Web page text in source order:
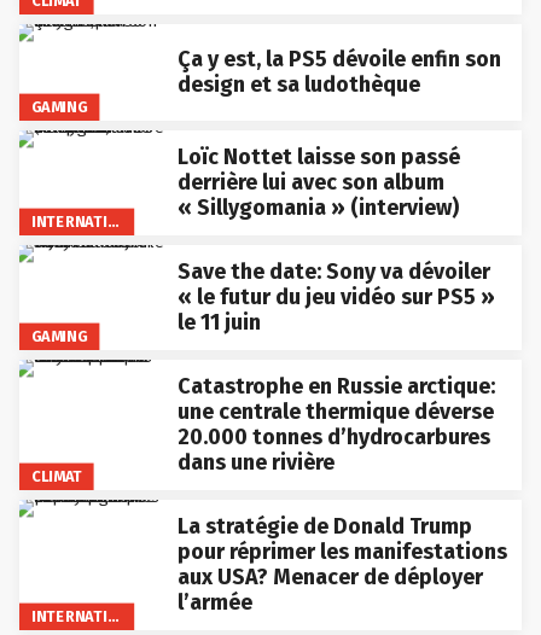
GAMING
Ça y est, la PS5 dévoile enfin son
design et sa ludothèque
INTERNATIONAL
Loïc Nottet laisse son passé
derrière lui avec son album
« Sillygomania » (interview)
GAMING
Save the date: Sony va dévoiler
« le futur du jeu vidéo sur PS5 »
le 11 juin
CLIMAT
Catastrophe en Russie arctique:
une centrale thermique déverse
20.000 tonnes d’hydrocarbures
dans une rivière
INTERNATIONAL
La stratégie de Donald Trump
pour réprimer les manifestations
aux USA? Menacer de déployer
l’armée